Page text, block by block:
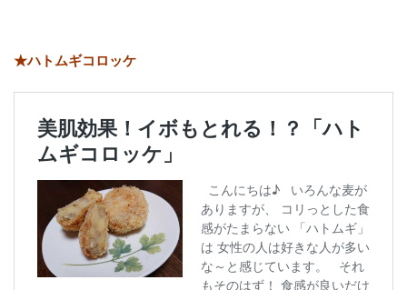
★ハトムギコロッケ